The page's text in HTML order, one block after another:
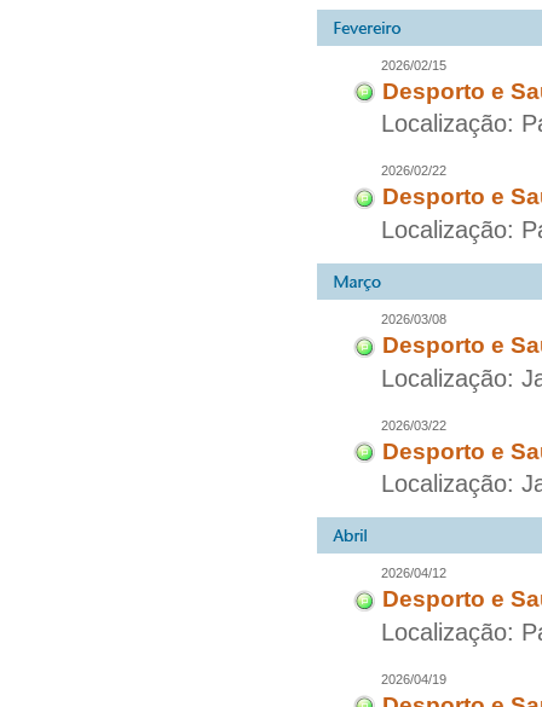
2026/02/15
Desporto e
Localização:
2026/02/22
Desporto e
Localização:
2026/03/08
Desporto e
Localização:
2026/03/22
Desporto e
Localização:
2026/04/12
Desporto e
Localização:
2026/04/19